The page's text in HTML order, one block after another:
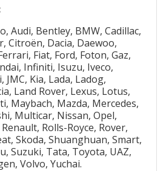
Audi, Bentley, BMW, Cadillac,
Citroën, Dacia, Daewoo,
Fiat, Ford, Foton, Gaz,
Infiniti, Isuzu, Iveco,
JMC, Kia, Lada, Ladog,
Land Rover, Lexus, Lotus,
Maybach, Mazda, Mercedes,
Multicar, Nissan, Opel,
Rolls-Royce, Rover,
Skoda, Shuanghuan, Smart,
Suzuki, Tata, Toyota, UAZ,
Volvo, Yuchai.